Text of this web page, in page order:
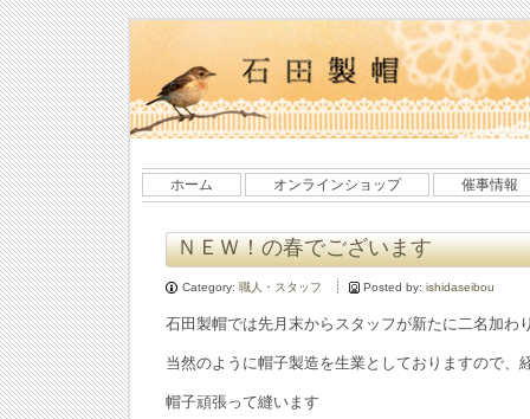
ホーム オンラインショップ 催事情報
ＮＥＷ！の春でございます
Category: 職人・スタッフ Posted by: ishidaseibou
石田製帽では先月末からスタッフが新たに二名加わ
当然のように帽子製造を生業としておりますので、
帽子頑張って縫います